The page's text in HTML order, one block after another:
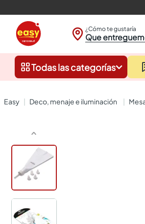
¿Cómo te gustaría
Que
Todas las categorías
deco, menaje e iluminación